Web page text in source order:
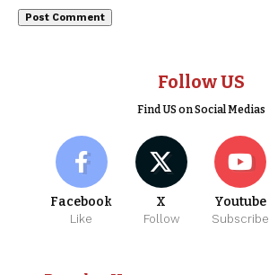
Follow US
Find US on Social Medias
Facebook
Like
X
Follow
Youtube
Subscribe